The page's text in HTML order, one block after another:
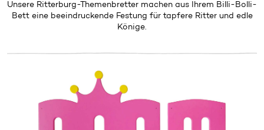
Unsere Ritterburg-Themenbretter machen aus Ihrem Billi-Bolli-
Bett eine beeindruckende Festung für tapfere Ritter und edle
Könige.